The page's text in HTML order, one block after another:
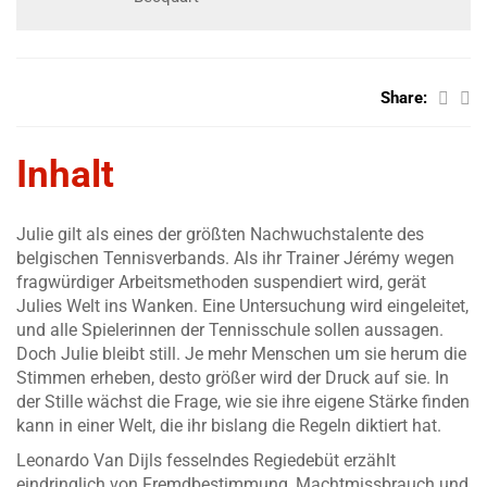
Share:
Inhalt
Julie gilt als eines der größten Nachwuchstalente des
belgischen Tennisverbands. Als ihr Trainer Jérémy wegen
fragwürdiger Arbeitsmethoden suspendiert wird, gerät
Julies Welt ins Wanken. Eine Untersuchung wird eingeleitet,
und alle Spielerinnen der Tennisschule sollen aussagen.
Doch Julie bleibt still. Je mehr Menschen um sie herum die
Stimmen erheben, desto größer wird der Druck auf sie. In
der Stille wächst die Frage, wie sie ihre eigene Stärke finden
kann in einer Welt, die ihr bislang die Regeln diktiert hat.
Leonardo Van Dijls fesselndes Regiedebüt erzählt